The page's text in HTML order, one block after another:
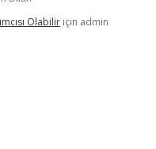
Olabilir için admin